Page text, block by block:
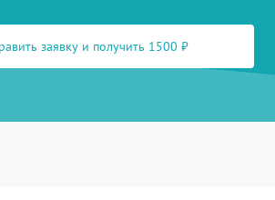
заявку и получить 1500 ₽